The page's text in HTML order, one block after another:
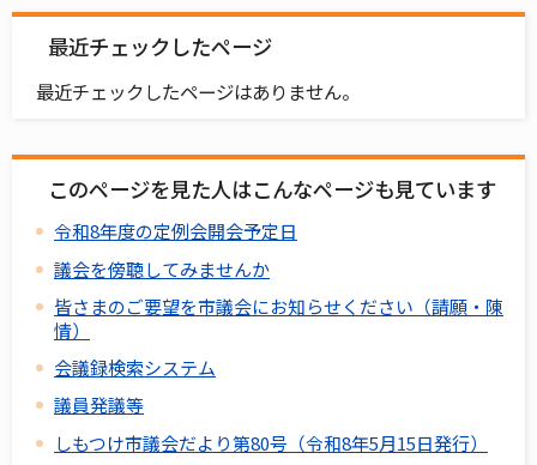
最近チェックしたページ
最近チェックしたページはありません。
このページを見た人はこんなページも見ています
令和8年度の定例会開会予定日
議会を傍聴してみませんか
皆さまのご要望を市議会にお知らせください（請願・陳
情）
会議録検索システム
議員発議等
しもつけ市議会だより第80号（令和8年5月15日発行）